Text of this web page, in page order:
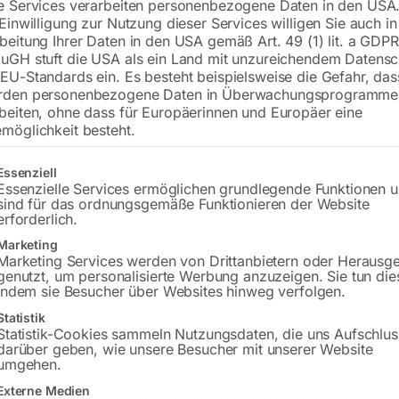
inkl. MwSt. zzgl.Versandkosten
Lieferzeit:ca. 2 - 3 Tage
Versandkosten Standard (Österreich):€
Bitte beachten Sie: Die Versandkosten
In den
Sie haben
Gerne
Anfrageformular
Services verarbeiten personenbezogene Daten in den
zur Nutzung dieser Services willigen Sie auch
Ihrer Daten in den USA gemäß Art. 49 (1) lit. a
stuft die USA als ein Land mit unzureichendem
Standards ein. Es besteht beispielsweise die Gefahr,
personenbezogene Daten in
ohne dass für Europäerinnen und Europäer eine
besteht.
eine Liste der Service-Gruppen, für die eine Einwilligung erteilt
Services ermöglichen grundlegende Funktionen
für das ordnungsgemäße Funktionieren der Website
Services werden von Drittanbietern oder
um personalisierte Werbung anzuzeigen. Sie tun
sie Besucher über Websites hinweg verfolgen.
Cookies sammeln Nutzungsdaten, die uns
geben, wie unsere Besucher mit unserer Website
Medien